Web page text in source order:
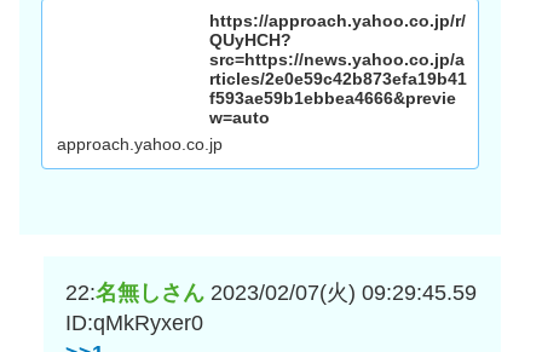
https://approach.yahoo.co.jp/r/
QUyHCH?
src=https://news.yahoo.co.jp/a
rticles/2e0e59c42b873efa19b41
f593ae59b1ebbea4666&previe
w=auto
approach.yahoo.co.jp
22:名無しさん 2023/02/07(火) 09:29:45.59
ID:qMkRyxer0